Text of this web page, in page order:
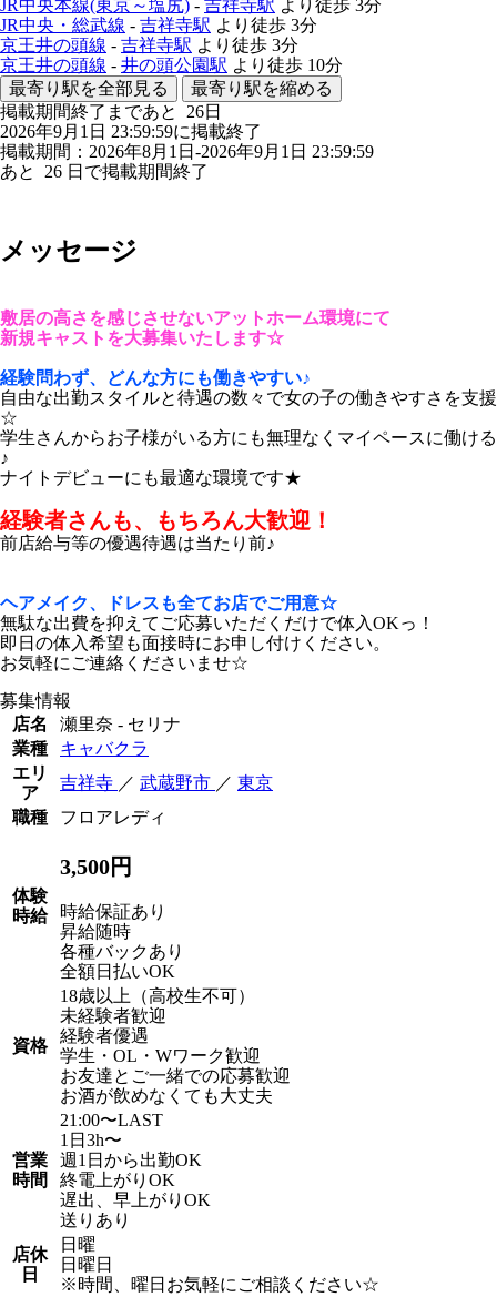
JR中央本線(東京～塩尻) - 吉祥寺駅 より徒歩 3分
JR中央・総武線 - 吉祥寺駅 より徒歩 3分
京王井の頭線 - 吉祥寺駅 より徒歩 3分
京王井の頭線 - 井の頭公園駅 より徒歩 10分
最寄り駅を全部見る
最寄り駅を縮める
掲載期間終了まであと 26日
2026年9月1日 23:59:59に掲載終了
掲載期間：2026年8月1日-2026年9月1日 23:59:59
あと 26 日で掲載期間終了
メッセージ
敷居の高さを感じさせないアットホーム環境にて
新規キャストを大募集いたします☆
経験問わず、どんな方にも働きやすい♪
自由な出勤スタイルと待遇の数々で女の子の働きやすさを支援
☆
学生さんからお子様がいる方にも無理なくマイペースに働ける
♪
ナイトデビューにも最適な環境です★
経験者さんも、もちろん大歓迎！
前店給与等の優遇待遇は当たり前♪
ヘアメイク、ドレスも全てお店でご用意☆
無駄な出費を抑えてご応募いただくだけで体入OKっ！
即日の体入希望も面接時にお申し付けください。
お気軽にご連絡くださいませ☆
募集情報
店名
瀬里奈 - セリナ
業種
キャバクラ
エリ
ア
吉祥寺 ／ 武蔵野市 ／ 東京
職種
フロアレディ
体験
時給
3,500円
時給保証あり
昇給随時
各種バックあり
全額日払いOK
資格
18歳以上（高校生不可）
未経験者歓迎
経験者優遇
学生・OL・Wワーク歓迎
お友達とご一緒での応募歓迎
お酒が飲めなくても大丈夫
営業
時間
21:00〜LAST
1日3h〜
週1日から出勤OK
終電上がりOK
遅出、早上がりOK
送りあり
店休
日
日曜
日曜日
※時間、曜日お気軽にご相談ください☆